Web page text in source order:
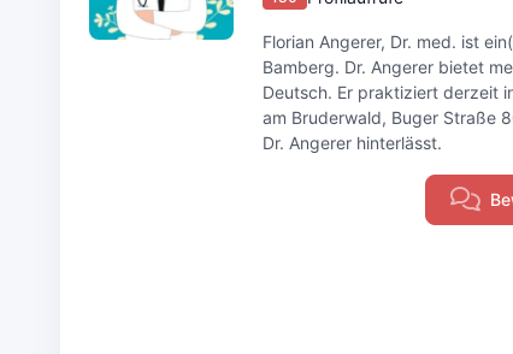
Florian Angerer, Dr. med. ist
Bamberg. Dr. Angerer bietet
Deutsch. Er praktiziert derzeit
am Bruderwald, Buger Straße
Dr. Angerer hinterlässt.